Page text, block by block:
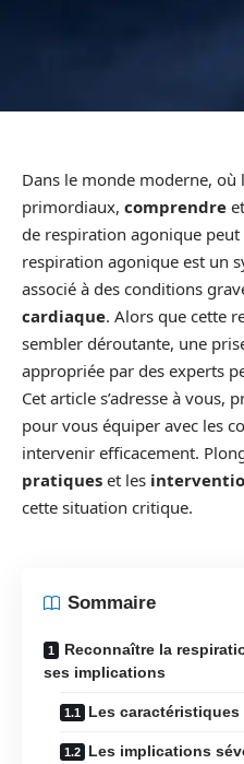
Dans le monde moderne, où
primordiaux, comprendre et
de respiration agonique peut
respiration agonique est un
associé à des conditions
cardiaque. Alors que cette
sembler déroutante, une
appropriée par des experts
Cet article s’adresse à vous,
pour vous équiper avec les
intervenir efficacement.
pratiques et les
cette situation critique.
Sommaire
Reconnaître la
ses implications
Les
Les implications